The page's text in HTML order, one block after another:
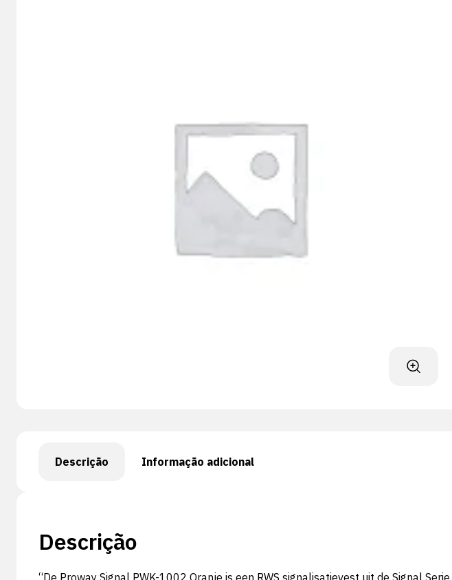
Descrição Informação adicional
Descrição
“De Proway Signal PWK-1002 Oranje is een RWS signalisatievest uit de Signal Serie.